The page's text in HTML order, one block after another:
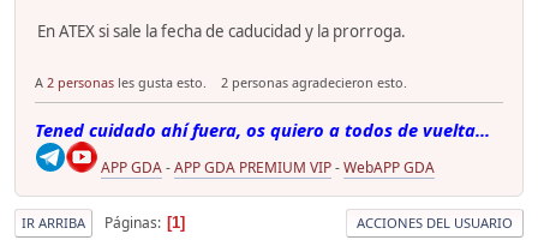
En ATEX si sale la fecha de caducidad y la prorroga.
A 2 personas les gusta esto. 2 personas agradecieron esto.
Tened cuidado ahí fuera, os quiero a todos de vuelta...
APP GDA-APP GDA PREMIUM VIP-WebAPP GDA
IR ARRIBA Páginas 1 ACCIONES DEL USUARIO